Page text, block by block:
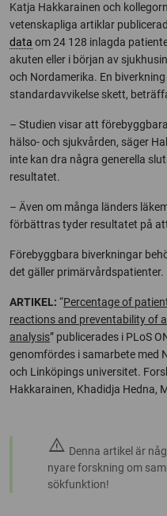
Katja Hakkarainen och
vetenskapliga artiklar
data om 24 128 inlagda
akuten eller i början av
och Nordamerika. En
standardavvikelse skett,
– Studien visar att
hälso- och sjukvården, säger
inte kan dra några generella
resultatet.
– Även om många länders
förbättras tyder resultatet på
Förebyggbara biverkningar
det gäller primärvårdspatienter.
ARTIKEL: “Percentage of
reactions and preventability of
analysis” publicerades i PLoS
genomfördes i samarbete med
och Linköpings universitet.
Hakkarainen, Khadidja Hedna,
warning Denna artikel är
nyare forskning om
sökfunktion!